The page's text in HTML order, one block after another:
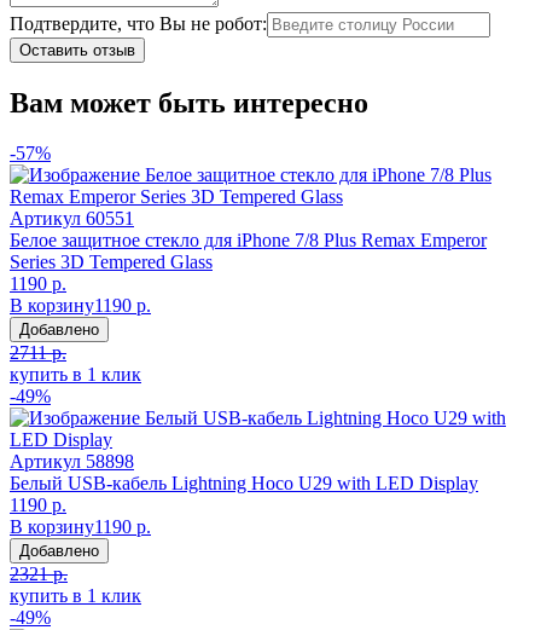
Подтвердите, что Вы не робот:
Оставить отзыв
Вам может быть интересно
-57%
Артикул 60551
Белое защитное стекло для iPhone 7/8 Plus Remax Emperor
Series 3D Tempered Glass
1190 р.
В корзину1190 р.
Добавлено
2711 р.
купить в 1 клик
-49%
Артикул 58898
Белый USB-кабель Lightning Hoco U29 with LED Display
1190 р.
В корзину1190 р.
Добавлено
2321 р.
купить в 1 клик
-49%